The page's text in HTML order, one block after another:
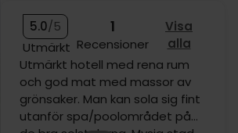
5.0/5
Utmärkt
1
Recensioner
Visa
alla
Utmärkt hotell med rena rum
och god mat med massor av
grönsaker. Man kan sola sig fint
utanför spa/poolområdet på